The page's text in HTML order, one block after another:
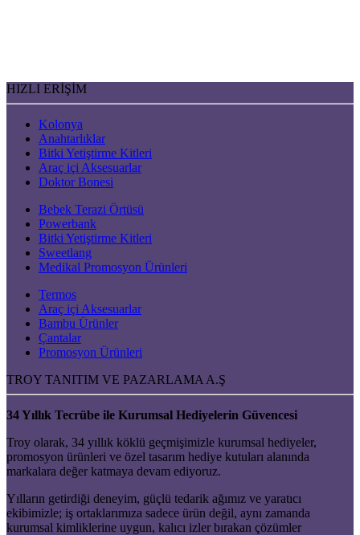
HIZLI ERİŞİM
Kolonya
Anahtarlıklar
Bitki Yetiştirme Kitleri
Araç içi Aksesuarlar
Doktor Bonesi
Bebek Terazi Örtüsü
Powerbank
Bitki Yetiştirme Kitleri
Sweetlang
Medikal Promosyon Ürünleri
Termos
Araç içi Aksesuarlar
Bambu Ürünler
Çantalar
Promosyon Ürünleri
TROY TANITIM VE PAZARLAMA A.Ş
34 Yıllık Tecrübe ile Kurumsal Hediyelerin Güvencesi
Troy olarak, 34 yıllık köklü geçmişimizle kurumsal hediyeler,
promosyon ürünleri ve özel tasarım hediye kutuları alanında
markalara değer katmaya devam ediyoruz.
Yılların getirdiği deneyim, güçlü tedarik ağımız ve yaratıcı
ekibimizle; iş ortaklarımıza sadece ürün değil, aynı zamanda
kurumsal kimliklerine uygun, kalıcı izler bırakan çözümler